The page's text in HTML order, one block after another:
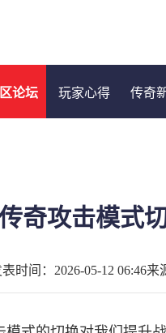
论坛 玩家心得 传奇
奇攻击模式
表时间：2026-05-12 06:46来